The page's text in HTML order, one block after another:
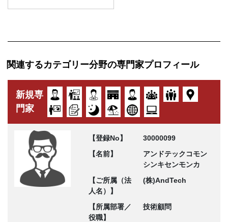
関連するカテゴリー分野の専門家プロフィール
新規専
門家
【登録No】
30000099
【名前】
アンドテックコモン
シンキセンモンカ
【ご所属（法
人名）】
(株)AndTech
【所属部署／
役職】
技術顧問